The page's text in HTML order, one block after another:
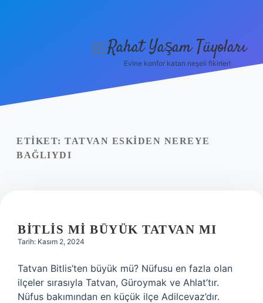
Yasal Uyarı
menüyü
Rahat Yaşam Tüyoları
Evine konfor katan neşeli fikirler!
ETIKET: TATVAN ESKIDEN NEREYE
BAĞLIYDI
BITLIS MI BÜYÜK TATVAN MI
Tarih: Kasım 2, 2024
Tatvan Bitlis’ten büyük mü? Nüfusu en fazla olan
ilçeler sırasıyla Tatvan, Güroymak ve Ahlat’tır.
Nüfus bakımından en küçük ilçe Adilcevaz’dır.